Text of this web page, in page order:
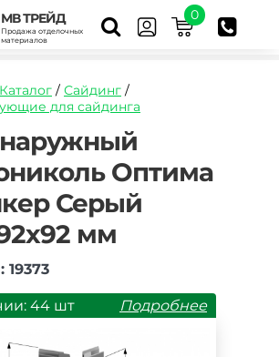
МВ ТРЕЙД
Продажа отделочных
материалов
0
Каталог / Сайдинг /
для сайдинга
images/id/normal/ugol-
Оптима
Серый
мм
19373
44 шт Подробнее